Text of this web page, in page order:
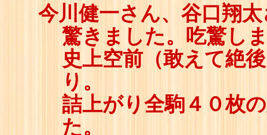
今川健一さん、谷口翔
驚きました。吃驚し
史上空前（敢えて絶
り。
詰上がり全駒４０枚
た。